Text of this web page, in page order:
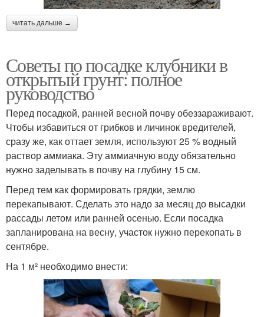
читать дальше →
Советы по посадке клубники в
открытый грунт: полное
руководство
Перед посадкой, ранней весной почву обеззараживают.
Чтобы избавиться от грибков и личинок вредителей,
сразу же, как оттает земля, используют 25 % водный
раствор аммиака. Эту аммиачную воду обязательно
нужно заделывать в почву на глубину 15 см.
Перед тем как формировать грядки, землю
перекапывают. Сделать это надо за месяц до высадки
рассады летом или ранней осенью. Если посадка
запланирована на весну, участок нужно перекопать в
сентябре.
На 1 м² необходимо внести: